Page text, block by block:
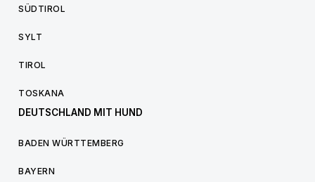
SÜDTIROL
SYLT
TIROL
TOSKANA
DEUTSCHLAND MIT HUND
BADEN WÜRTTEMBERG
BAYERN